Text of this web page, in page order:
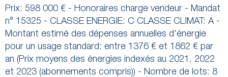
Prix: 598 000 € - Honoraires charge vendeur - Mandat
n° 15325 - CLASSE ENERGIE: C CLASSE CLIMAT: A -
Montant estimé des dépenses annuelles d'énergie
pour un usage standard: entre 1376 € et 1862 € par
an (Prix moyens des énergies indexés au 2021, 2022
et 2023 (abonnements compris)) - Nombre de lots: 8